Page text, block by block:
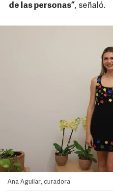
de las personas”, señaló.
Ana Aguilar, curadora